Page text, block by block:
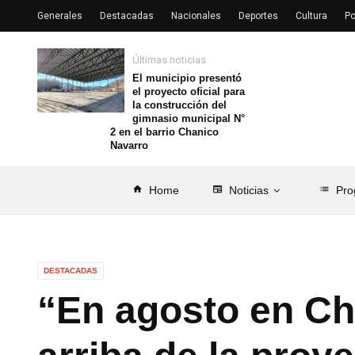
home Home newspaper Noticias list
Últimas noticias
El municipio presentó
el proyecto oficial para
la construcción del
gimnasio municipal N°
2 en el barrio Chanico
Navarro
Generales Destacadas Nacionales Deportes Cultura
DESTACADAS
“En agosto en